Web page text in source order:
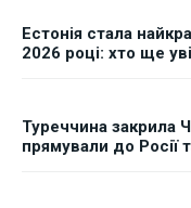
Естонія стала
2026 році: хто ще
Туреччина закрила
прямували до Росії